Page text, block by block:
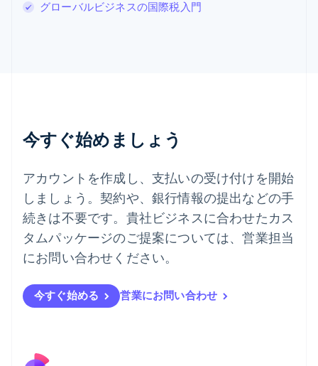
グローバルビジネスの国際税入門
今すぐ始めましょう
アカウントを作成し、支払いの受け付けを開始
しましょう。契約や、銀行情報の提出などの手
続きは不要です。貴社ビジネスに合わせたカス
タムパッケージのご提案については、営業担当
にお問い合わせください。
今すぐ始める 営業にお問い合わせ
EspañolEnglish
デンマーク
ドイツ
ニュージーランド
English
ノルウェー
English
ハンガリー
フィンランド
EnglishSvenska
Français